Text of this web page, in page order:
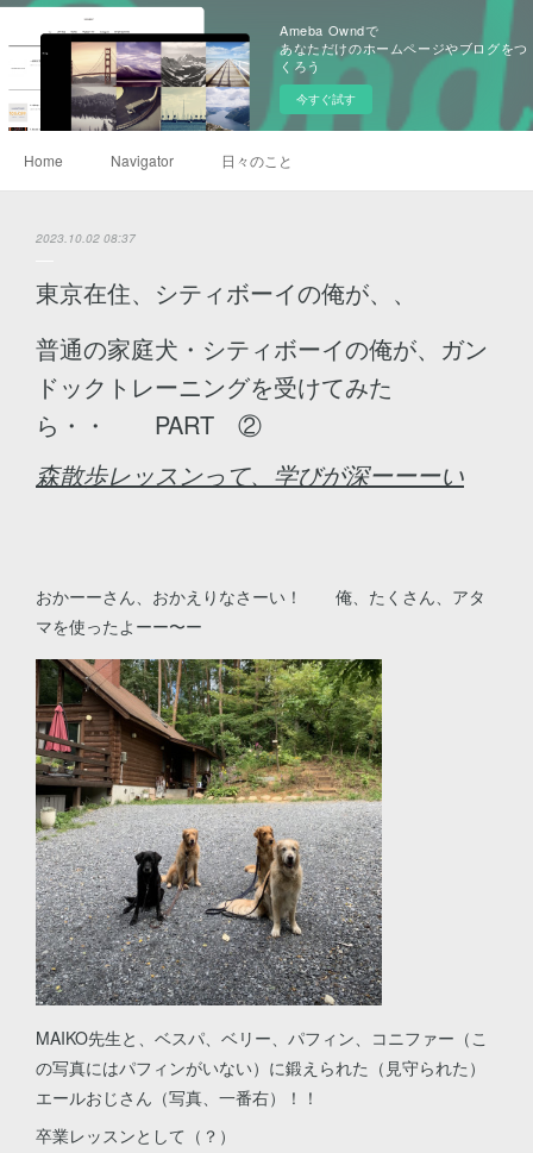
Ameba Owndで
あなただけのホームページやブログをつ
くろう
今すぐ試す
Home Navigator 日々のこと
2023.10.02 08:37
東京在住、シティボーイの俺が、、
普通の家庭犬・シティボーイの俺が、ガン
ドックトレーニングを受けてみた
ら・・ PART ②
森散歩レッスンって、学びが深ーーーい
おかーーさん、おかえりなさーい！ 俺、たくさん、アタ
マを使ったよーー〜ー
MAIKO先生と、ベスパ、ベリー、パフィン、コニファー（こ
の写真にはパフィンがいない）に鍛えられた（見守られた）
エールおじさん（写真、一番右）！！
卒業レッスンとして（？）